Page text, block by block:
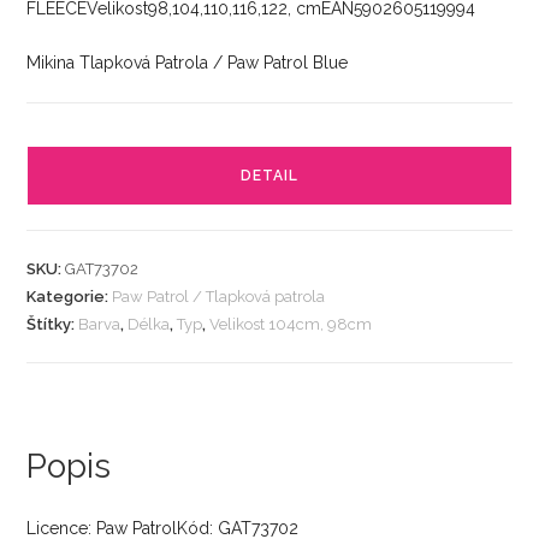
FLEECEVelikost98,104,110,116,122, cmEAN5902605119994
Mikina Tlapková Patrola / Paw Patrol Blue
DETAIL
SKU:GAT73702
Kategorie: Paw Patrol / Tlapková patrola
Štítky: Barva, Délka,Typ,Velikost 104cm, 98cm
Popis
Licence: Paw PatrolKód: GAT73702